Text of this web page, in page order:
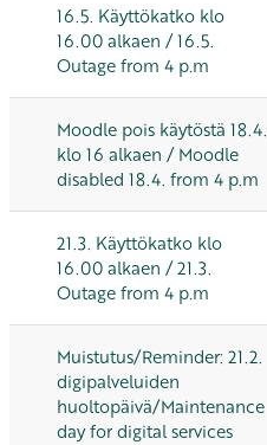
16.5. Käyttökatko klo
16.00 alkaen / 16.5.
Outage from 4 p.m
Moodle pois käytöstä 18.4.
klo 16 alkaen / Moodle
disabled 18.4. from 4 p.m
21.3. Käyttökatko klo
16.00 alkaen / 21.3.
Outage from 4 p.m
Muistutus/Reminder: 21.2.
digipalveluiden
huoltopäivä/Maintenance
day for digital services